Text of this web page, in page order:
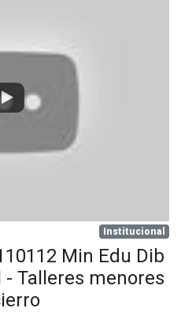
Institucional
Min Edu Dib
Talleres menores